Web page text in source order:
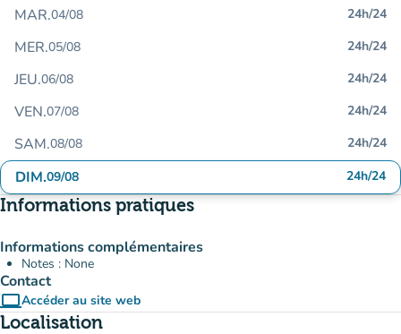
MAR.04/08 24h/24
MER.05/08 24h/24
JEU.06/08 24h/24
VEN.07/08 24h/24
SAM.08/08 24h/24
DIM.09/08 24h/24
Informations pratiques
Informations complémentaires
Notes : None
Contact
computerAccéder au site web
(nouvel onglet)
Localisation